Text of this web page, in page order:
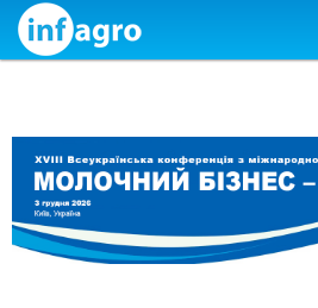
Skip to content